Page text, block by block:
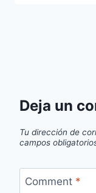
Deja un
Tu dirección de
campos
Comment *